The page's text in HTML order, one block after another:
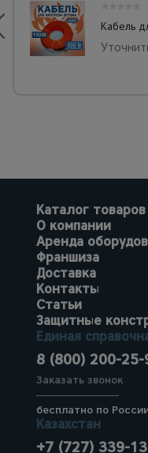
Кабель
Каталог товаров
О компании
Аренда
Франшиза
Доставка
Контакты
Статьи
Защитные
Единая
8 (800) 200-25-
Заказать звонок
бесплатно по
Казахстан
+7 (727) 339-